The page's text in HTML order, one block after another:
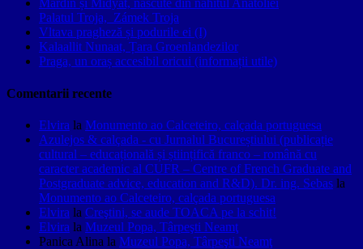
Mardin și Midyat, născute din nahitul Anatoliei
Palatul Troja, Zámek Troja
Vltava pragheză și podurile ei (I)
Kalaallit Nunaat, Țara Groenlandezilor
Praga, un oraș accesibil oricui (informații utile)
Comentarii recente
Elvira la Monumento ao Calceteiro, calçada portuguesa
Azulejos & calçada - cu Jurnalul Bucureștiului (publicație
cultural – educațională și științifică franco – română cu
caracter academic al CUFR – Centre of French Graduate and
Postgraduate advice, education and R&D). Dr. ing. Sebas la
Monumento ao Calceteiro, calçada portuguesa
Elvira la Creştini, se aude TOACA pe la schit!
Elvira la Muzeul Popa, Târpeşti Neamţ
Panica Alina la Muzeul Popa, Târpeşti Neamţ